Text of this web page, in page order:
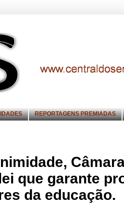
REPORTAGENS PREMIADAS
que garante
da educação.